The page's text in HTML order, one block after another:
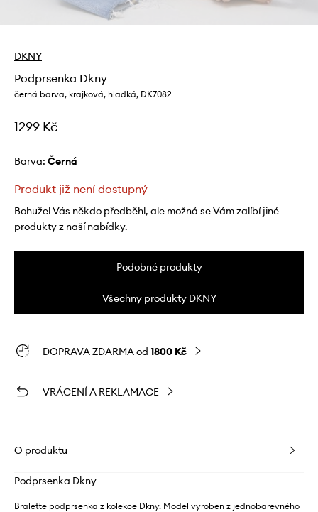
DKNY
Podprsenka Dkny
černá barva, krajková, hladká, DK7082
1299 Kč
Barva: černá
Produkt již není dostupný
Bohužel Vás někdo předběhl, ale možná se Vám zalíbí jiné
produkty z naší nabídky.
Podobné produkty
Všechny produkty DKNY
DOPRAVA ZDARMA od 1800 Kč
VRÁCENÍ A REKLAMACE
O produktu
Podprsenka Dkny
Bralette podprsenka z kolekce Dkny. Model vyroben z jednobarevného